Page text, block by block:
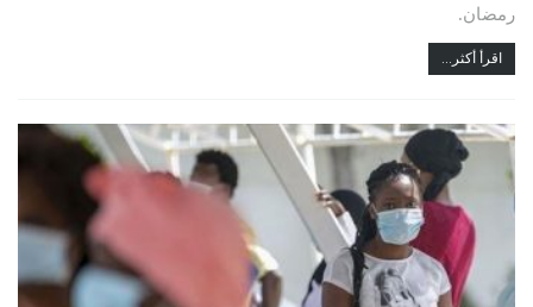
رمضان.
اقرأ أكثر...